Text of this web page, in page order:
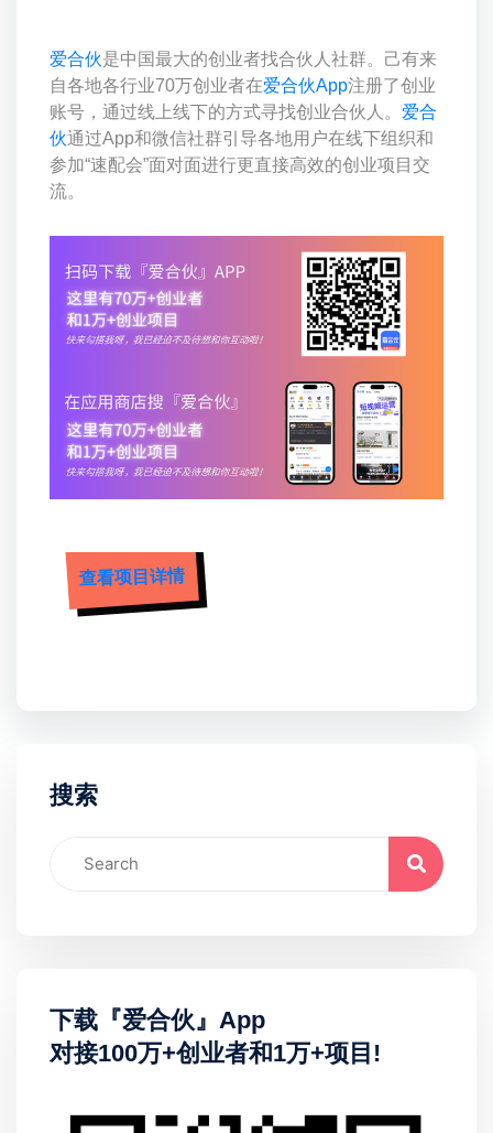
爱合伙是中国最大的创业者找合伙人社群。己有来
自各地各行业70万创业者在爱合伙App注册了创业
账号，通过线上线下的方式寻找创业合伙人。 爱合
伙通过App和微信社群引导各地用户在线下组织和
参加“速配会”面对面进行更直接高效的创业项目交
流。
查看项目详情
搜索
下载『爱合伙』App
对接100万+创业者和1万+项目!